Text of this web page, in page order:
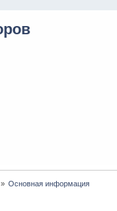
» Основная информация